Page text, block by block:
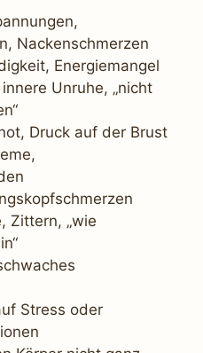
Nackenschmerzen
Energiemangel
Unruhe, „nicht
Druck auf der Brust
Zittern, „wie
Stress oder